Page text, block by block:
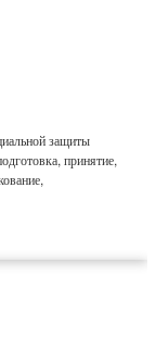
защиты
принятие,